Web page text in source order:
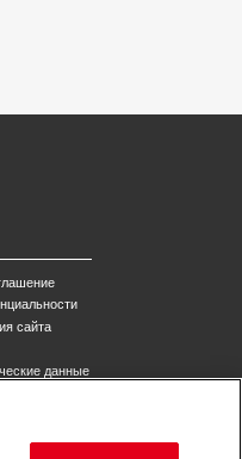
сайта
данные